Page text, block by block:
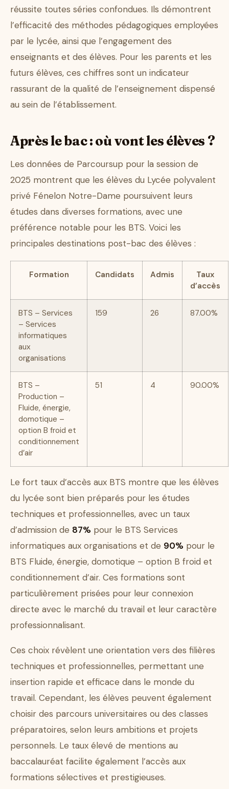
réussite toutes séries confondues. Ils démontrent
l’efficacité des méthodes pédagogiques employées
par le lycée, ainsi que l’engagement des
enseignants et des élèves. Pour les parents et les
futurs élèves, ces chiffres sont un indicateur
rassurant de la qualité de l’enseignement dispensé
au sein de l’établissement.
Après le bac : où vont les élèves ?
Les données de Parcoursup pour la session de
2025 montrent que les élèves du Lycée polyvalent
privé Fénelon Notre-Dame poursuivent leurs
études dans diverses formations, avec une
préférence notable pour les BTS. Voici les
principales destinations post-bac des élèves :
Formation Candidats Admis
Taux
d’accès
BTS – Services
– Services
informatiques
aux
organisations
159 26 87.00%
BTS –
Production –
Fluide, énergie,
domotique –
option B froid et
conditionnement
d’air
51 4 90.00%
Le fort taux d’accès aux BTS montre que les élèves
du lycée sont bien préparés pour les études
techniques et professionnelles, avec un taux
d’admission de 87% pour le BTS Services
informatiques aux organisations et de 90% pour le
BTS Fluide, énergie, domotique – option B froid et
conditionnement d’air. Ces formations sont
particulièrement prisées pour leur connexion
directe avec le marché du travail et leur caractère
professionnalisant.
Ces choix révèlent une orientation vers des filières
techniques et professionnelles, permettant une
insertion rapide et efficace dans le monde du
travail. Cependant, les élèves peuvent également
choisir des parcours universitaires ou des classes
préparatoires, selon leurs ambitions et projets
personnels. Le taux élevé de mentions au
baccalauréat facilite également l’accès aux
formations sélectives et prestigieuses.